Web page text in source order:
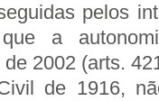
pelos
que a
2002 (arts.
de 1916,